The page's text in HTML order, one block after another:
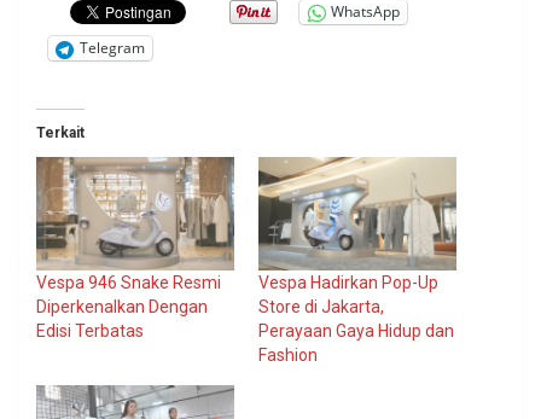
WhatsApp
Telegram
Terkait
Vespa 946 Snake Resmi
Diperkenalkan Dengan
Edisi Terbatas
Vespa Hadirkan Pop-Up
Store di Jakarta,
Perayaan Gaya Hidup dan
Fashion